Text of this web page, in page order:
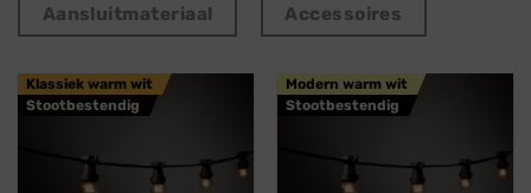
Aansluitmateriaal Accessoires
Klassiek warm wit
Stootbestendig
Modern warm wit
Stootbestendig